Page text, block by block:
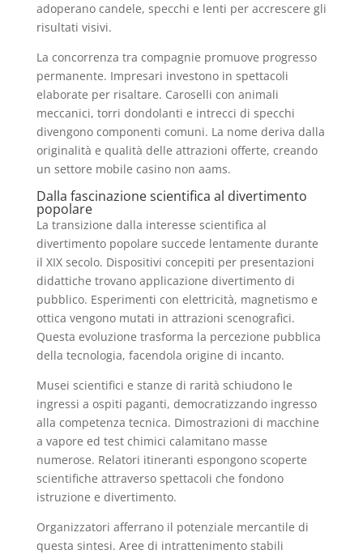
adoperano candele, specchi e lenti per accrescere gli
risultati visivi.
La concorrenza tra compagnie promuove progresso
permanente. Impresari investono in spettacoli
elaborate per risaltare. Caroselli con animali
meccanici, torri dondolanti e intrecci di specchi
divengono componenti comuni. La nome deriva dalla
originalità e qualità delle attrazioni offerte, creando
un settore mobile casino non aams.
Dalla fascinazione scientifica al divertimento
popolare
La transizione dalla interesse scientifica al
divertimento popolare succede lentamente durante
il XIX secolo. Dispositivi concepiti per presentazioni
didattiche trovano applicazione divertimento di
pubblico. Esperimenti con elettricità, magnetismo e
ottica vengono mutati in attrazioni scenografici.
Questa evoluzione trasforma la percezione pubblica
della tecnologia, facendola origine di incanto.
Musei scientifici e stanze di rarità schiudono le
ingressi a ospiti paganti, democratizzando ingresso
alla competenza tecnica. Dimostrazioni di macchine
a vapore ed test chimici calamitano masse
numerose. Relatori itineranti espongono scoperte
scientifiche attraverso spettacoli che fondono
istruzione e divertimento.
Organizzatori afferrano il potenziale mercantile di
questa sintesi. Aree di intrattenimento stabili